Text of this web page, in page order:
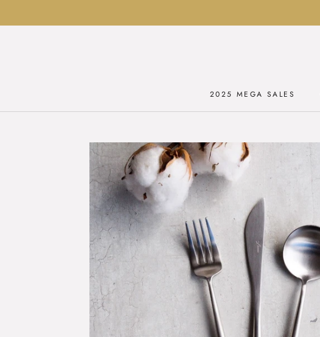
2025 MEGA SALES